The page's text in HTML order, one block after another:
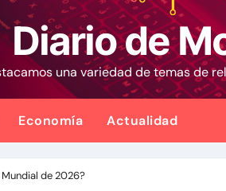
la presidencia desde la Casa de
activan el encuentro
los futbolistas del Caracas Fútbol
contra la exjuex Afiuni
Diario de
una variedad de temas de
Economía Actualidad
de 2026?